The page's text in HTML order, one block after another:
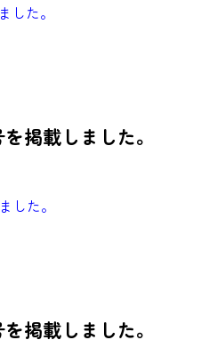
した。
掲載しました。
した。
掲載しました。